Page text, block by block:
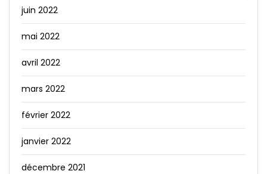
juin 2022
mai 2022
avril 2022
mars 2022
février 2022
janvier 2022
décembre 2021